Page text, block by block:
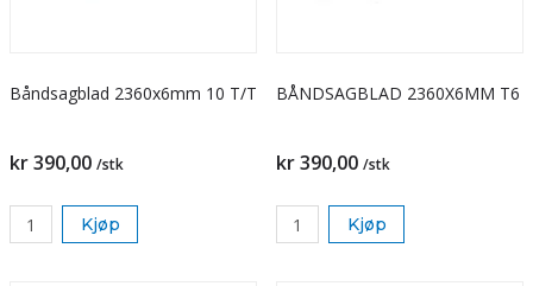
Båndsagblad 2360x6mm 10 T/T
kr 390,00 /stk
Kjøp
BÅNDSAGBLAD 2360X6MM T6
kr 390,00 /stk
Kjøp